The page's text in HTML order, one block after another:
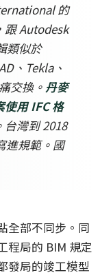
的
跟 Autodesk
類似於
、Tekla、
交換。 丹麥
用 IFC 格
台灣到 2018
進規範。國
全部不同步。同
程局的 BIM 規定
發局的竣工模型